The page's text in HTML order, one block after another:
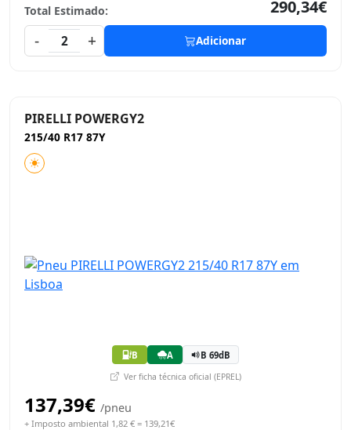
Total Estimado:
290,34€
-
2 + Adicionar
PIRELLI POWERGY2
215/40 R17 87Y
B A B 69dB
Ver ficha técnica oficial (EPREL)
137,39€ /pneu
+ Imposto ambiental 1,82 € = 139,21€